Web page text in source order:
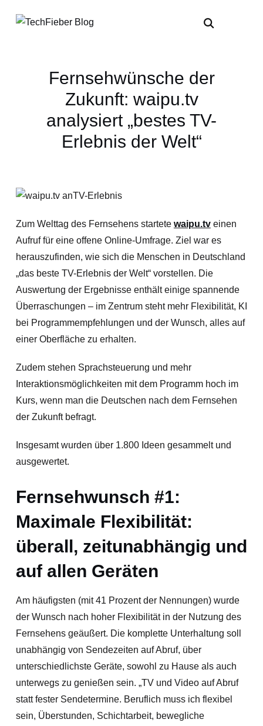
Fernsehwünsche der
Zukunft: waipu.tv
analysiert „bestes TV-
Erlebnis der Welt“
Zum Welttag des Fernsehens startete waipu.tveinen
Aufruf für eine offene Online-Umfrage. Ziel war es
herauszufinden, wie sich die Menschen in Deutschland
„das beste TV-Erlebnis der Welt“ vorstellen. Die
Auswertung der Ergebnisse enthält einige spannende
Überraschungen – im Zentrum steht mehr Flexibilität, KI
bei Programmempfehlungen und der Wunsch, alles auf
einer Oberfläche zu erhalten.
Zudem stehen Sprachsteuerung und mehr
Interaktionsmöglichkeiten mit dem Programm hoch im
Kurs, wenn man die Deutschen nach dem Fernsehen
der Zukunft befragt.
Insgesamt wurden über 1.800 Ideen gesammelt und
ausgewertet.
Fernsehwunsch #1:
Maximale Flexibilität:
überall, zeitunabhängig und
auf allen Geräten
Am häufigsten (mit 41 Prozent der Nennungen) wurde
der Wunsch nach hoher Flexibilität in der Nutzung des
Fernsehens geäußert. Die komplette Unterhaltung soll
unabhängig von Sendezeiten auf Abruf, über
unterschiedlichste Geräte, sowohl zu Hause als auch
unterwegs zu genießen sein. „TV und Video auf Abruf
statt fester Sendetermine. Beruflich muss ich flexibel
sein, Überstunden, Schichtarbeit, bewegliche